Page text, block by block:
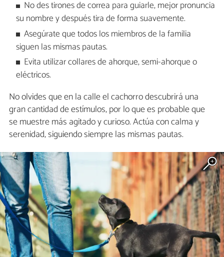
No des tirones de correa para guiarle, mejor pronuncia
su nombre y después tira de forma suavemente.
Asegúrate que todos los miembros de la familia
siguen las mismas pautas.
Evita utilizar collares de ahorque, semi-ahorque o
eléctricos.
No olvides que en la calle el cachorro descubrirá una
gran cantidad de estímulos, por lo que es probable que
se muestre más agitado y curioso. Actúa con calma y
serenidad, siguiendo siempre las mismas pautas.